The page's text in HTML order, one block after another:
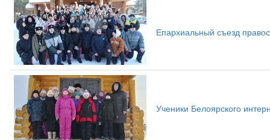
Епархиальный съезд
Ученики Белоярского